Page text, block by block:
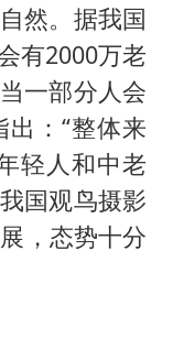
然。据我国
有2000万老
一部分人会
：“整体来
轻人和中老
国观鸟摄影
，态势十分